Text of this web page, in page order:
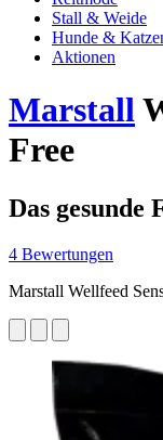
Stall & Weide
Hunde &
Aktionen
Marstall
Free
Das gesunde
4 Bewertungen
Marstall Wellfeed